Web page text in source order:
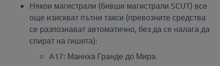
Някои магистрали (бивши магистрали SCUT) все
още изискват пътни такси (превозните средства
се разпознават автоматично, без да се налага да
спират на гишета):
A17: Маннха Гранде до Мира